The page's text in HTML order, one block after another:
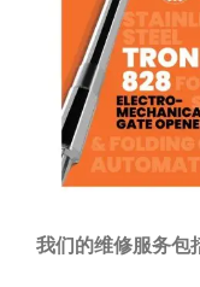
我们的维修服务包